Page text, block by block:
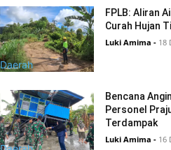
Daerah
FPLB: Aliran
Curah Hujan
Luki Amima - 18
Bencana
Personel
Terdampak
Luki Amima - 16